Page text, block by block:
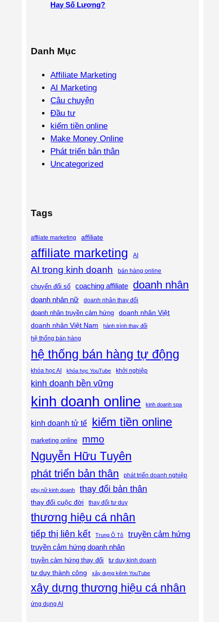
Hay Số Lượng?
Danh Mục
Affiliate Marketing
AI Marketing
Câu chuyện
Đầu tư
kiếm tiền online
Make Money Online
Phát triển bản thân
Uncategorized
Tags
affiiate marketing affiliate
affiliate marketing AI
AI trong kinh doanh bán hàng online
chuyển đổi số coaching affiliate doanh nhân
doanh nhân nữ doanh nhân thay đổi
doanh nhân truyền cảm hứng
doanh nhân Việt
doanh nhân Việt Nam
hành trình thay đổi
hệ thống bán hàng
hệ thống bán hàng tự động
khóa học AI khóa học YouTube khởi nghiệp
kinh doanh bền vững
kinh doanh online kinh doanh spa
kinh doanh tử tế kiếm tiền online
marketing online mmo
Nguyễn Hữu Tuyên
phát triển bản thân phát triển doanh nghiệp
phụ nữ kinh doanh thay đổi bản thân
thay đổi cuộc đời thay đổi tư duy
thương hiệu cá nhân
tiếp thị liên kết Trung Ô Tô truyền cảm hứng
truyền cảm hứng doanh nhân
truyền cảm hứng thay đổi tư duy kinh doanh
tư duy thành công xây dựng kênh YouTube
xây dựng thương hiệu cá nhân
ứng dụng AI